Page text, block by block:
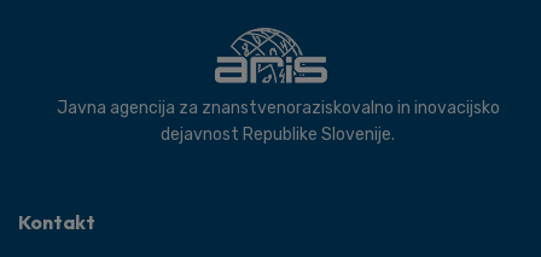
Javna agencija za znanstvenoraziskovalno in inovacijsko
dejavnost Republike Slovenije.
Kontakt